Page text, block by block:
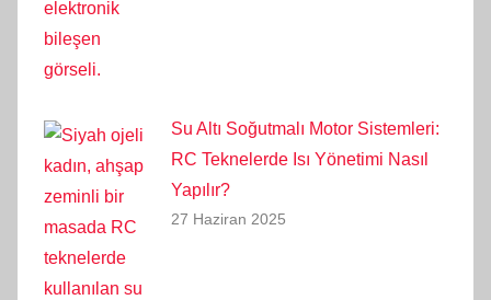
Su Altı Soğutmalı Motor Sistemleri:
RC Teknelerde Isı Yönetimi Nasıl
Yapılır?
27 Haziran 2025